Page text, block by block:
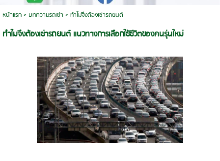
หน้าแรก> บทความรถเช่า > ทำไมจึงต้องเช่ารถยนต์
ทำไมจึงต้องเช่ารถยนต์ แนวทางการเลือกใช้ชีวิตของคนรุ่นใหม่